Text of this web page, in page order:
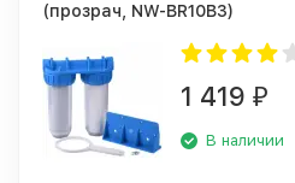
(прозрач, NW-BR10B3)
1 419 ₽
В наличии